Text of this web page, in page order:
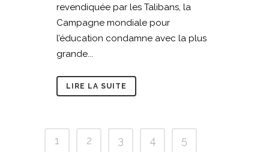
revendiquée par les Talibans, la
Campagne mondiale pour
l’éducation condamne avec la plus
grande...
LIRE LA SUITE
1 2 3 4
5